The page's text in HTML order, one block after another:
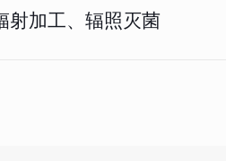
射加工、辐照灭菌